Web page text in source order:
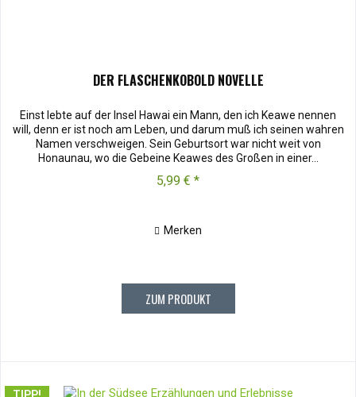
DER FLASCHENKOBOLD NOVELLE
Einst lebte auf der Insel Hawai ein Mann, den ich Keawe nennen
will, denn er ist noch am Leben, und darum muß ich seinen wahren
Namen verschweigen. Sein Geburtsort war nicht weit von
Honaunau, wo die Gebeine Keawes des Großen in einer...
5,99 € *
Merken
ZUM PRODUKT